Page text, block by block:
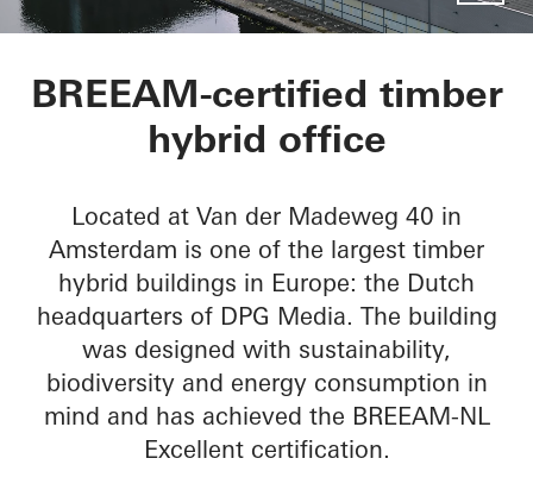
Mediavaert
BREEAM-certified timber
hybrid office
Located at Van der Madeweg 40 in
Amsterdam is one of the largest timber
hybrid buildings in Europe: the Dutch
headquarters of DPG Media. The building
was designed with sustainability,
biodiversity and energy consumption in
mind and has achieved the BREEAM-NL
Excellent certification.